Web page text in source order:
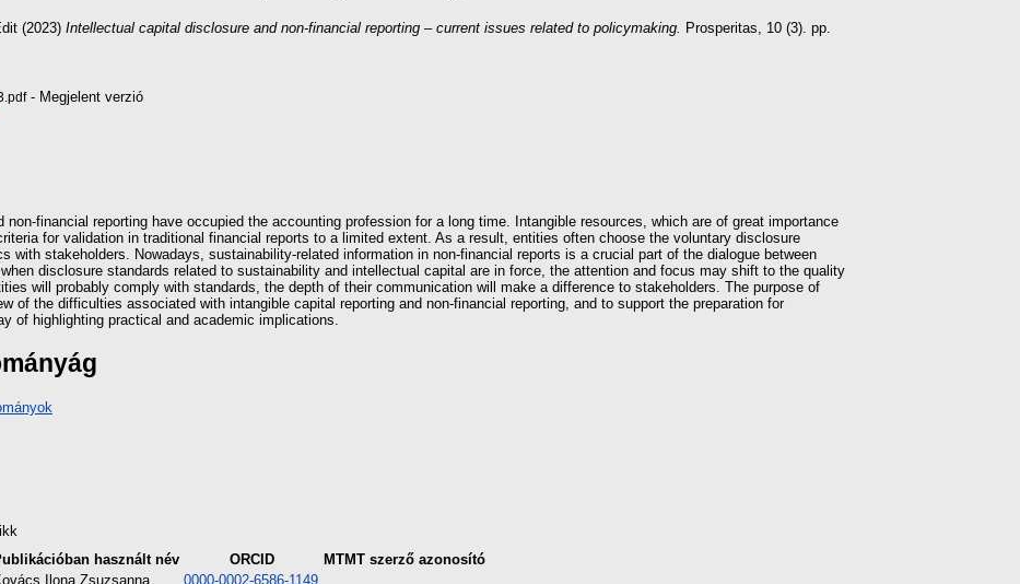
(2023) Intellectual capital disclosure and non-financial reporting – current issues related to policymaking.
Prosperitas, 10 (3). pp.
- Megjelent verzió
financial reporting have occupied the accounting profession for a long time. Intangible resources, which are of great importance
for validation in traditional financial reports to a limited extent. As a result, entities often choose the voluntary disclosure
with stakeholders. Nowadays, sustainability-related information in non-financial reports is a crucial part of the dialogue between
disclosure standards related to sustainability and intellectual capital are in force, the attention and focus may shift to the quality
will probably comply with standards, the depth of their communication will make a difference to stakeholders. The purpose of
of the difficulties associated with intangible capital reporting and non-financial reporting, and to support the preparation for
of highlighting practical and academic implications.
használt név ORCID
MTMT szerző azonosító
Ilona Zsuzsanna
0000-0002-6586-1149